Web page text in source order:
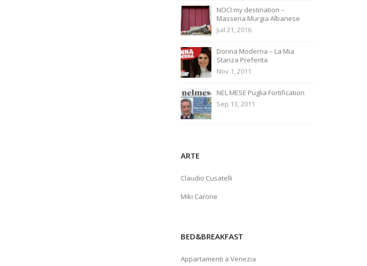
NOCI my destination –
Masseria Murgia Albanese
Juil 21, 2016
Donna Moderna – La Mia
Stanza Preferita
Nov 1, 2011
NEL MESE Puglia Fortification
Sep 13, 2011
ARTE
Claudio Cusatelli
Miki Carone
BED&BREAKFAST
Appartamenti a Venezia